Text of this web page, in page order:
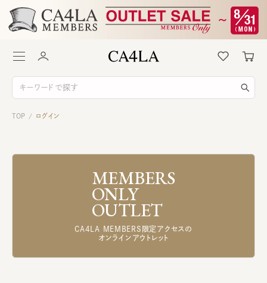
TOP / ログイン
MEMBERS
ONLY
OUTLET
CA4LA MEMBERS限定アクセスの
オンラインアウトレット